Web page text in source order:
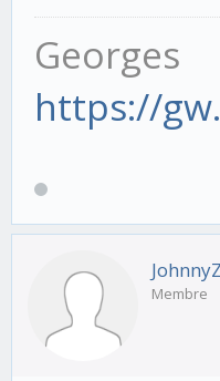
Georges
https://
Membre